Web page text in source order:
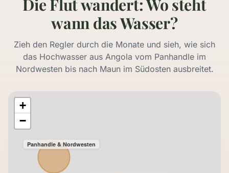
Die Flut wandert: Wo steht
wann das Wasser?
Zieh den Regler durch die Monate und sieh, wie sich
das Hochwasser aus Angola vom Panhandle im
Nordwesten bis nach Maun im Südosten ausbreitet.
Panhandle & Nordwesten
+
−